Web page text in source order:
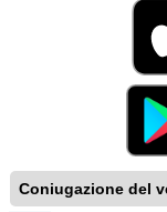
Coniugazione del